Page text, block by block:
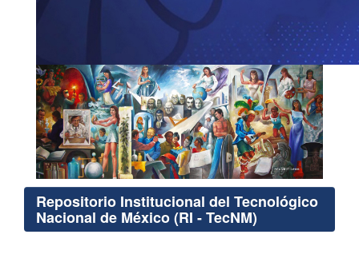
Repositorio Institucional del Tecnológico
Nacional de México (RI - TecNM)